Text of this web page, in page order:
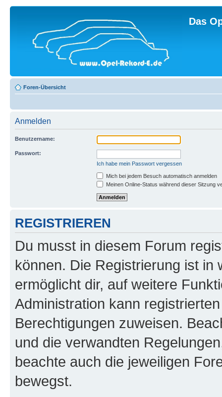
Das
Foren-Übersicht
Anmelden
Benutzername:
Passwort:
Ich habe mein Passwort vergessen
Mich bei jedem Besuch automatisch anmelden
Meinen Online-Status während dieser Sitzung
REGISTRIEREN
Du musst in diesem Forum
können. Die Registrierung ist in
ermöglicht dir, auf weitere
Administration kann
Berechtigungen zuweisen.
und die verwandten
beachte auch die jeweiligen
bewegst.